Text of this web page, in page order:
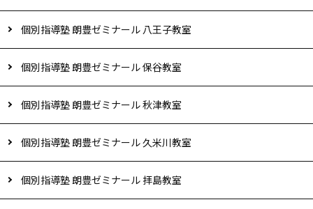
個別指導塾 朗豊ゼミナール 八王子教室
個別指導塾 朗豊ゼミナール 保谷教室
個別指導塾 朗豊ゼミナール 秋津教室
個別指導塾 朗豊ゼミナール 久米川教室
個別指導塾 朗豊ゼミナール 拝島教室